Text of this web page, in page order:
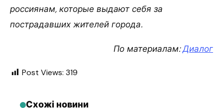
россиянам, которые выдают себя за
пострадавших жителей города.
По материалам:Диалог
Post Views: 319
Схожі новини